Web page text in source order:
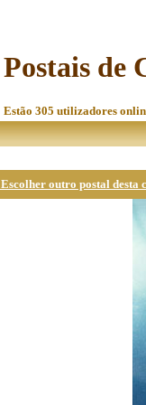
Postais de
Estão 305 utilizadores
Escolher outro postal desta